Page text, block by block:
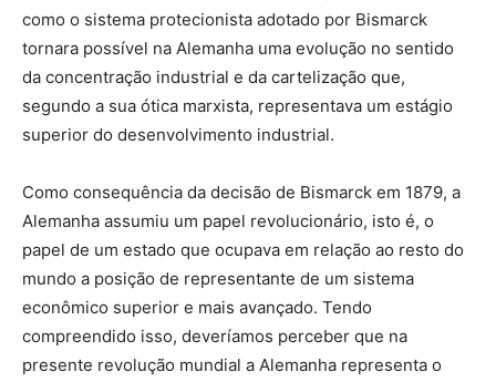
como o sistema protecionista adotado por Bismarck
tornara possível na Alemanha uma evolução no sentido
da concentração industrial e da cartelização que,
segundo a sua ótica marxista, representava um estágio
superior do desenvolvimento industrial.
Como consequência da decisão de Bismarck em 1879, a
Alemanha assumiu um papel revolucionário, isto é, o
papel de um estado que ocupava em relação ao resto do
mundo a posição de representante de um sistema
econômico superior e mais avançado. Tendo
compreendido isso, deveríamos perceber que na
presente revolução mundial a Alemanha representa o